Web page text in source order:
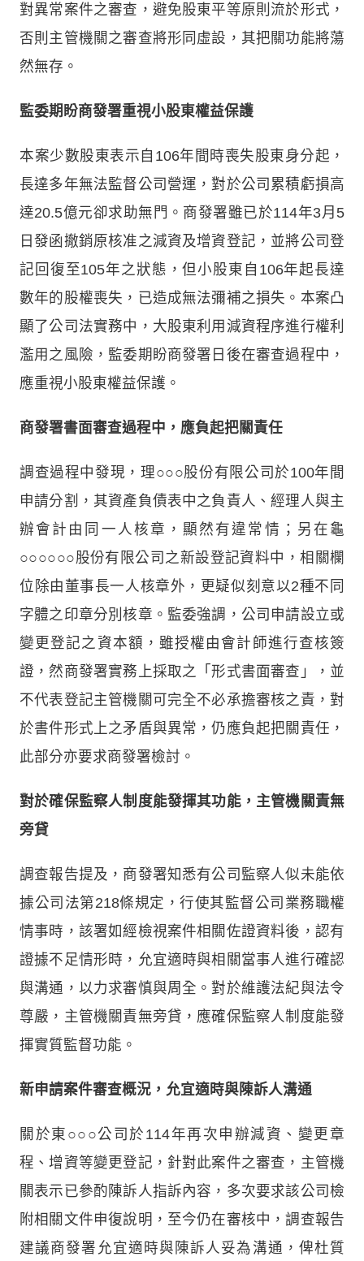
對異常案件之審查，避免股東平等原則流於形式，
否則主管機關之審查將形同虛設，其把關功能將蕩
然無存。
監委期盼商發署重視小股東權益保護
本案少數股東表示自106年間時喪失股東身分起，
長達多年無法監督公司營運，對於公司累積虧損高
達20.5億元卻求助無門。商發署雖已於114年3月5
日發函撤銷原核准之減資及增資登記，並將公司登
記回復至105年之狀態，但小股東自106年起長達
數年的股權喪失，已造成無法彌補之損失。本案凸
顯了公司法實務中，大股東利用減資程序進行權利
濫用之風險，監委期盼商發署日後在審查過程中，
應重視小股東權益保護。
商發署書面審查過程中，應負起把關責任
調查過程中發現，理○○○股份有限公司於100年間
申請分割，其資產負債表中之負責人、經理人與主
辦會計由同一人核章，顯然有違常情；另在龜
○○○○○○股份有限公司之新設登記資料中，相關欄
位除由董事長一人核章外，更疑似刻意以2種不同
字體之印章分別核章。監委強調，公司申請設立或
變更登記之資本額，雖授權由會計師進行查核簽
證，然商發署實務上採取之「形式書面審查」，並
不代表登記主管機關可完全不必承擔審核之責，對
於書件形式上之矛盾與異常，仍應負起把關責任，
此部分亦要求商發署檢討。
對於確保監察人制度能發揮其功能，主管機關責無
旁貸
調查報告提及，商發署知悉有公司監察人似未能依
據公司法第218條規定，行使其監督公司業務職權
情事時，該署如經檢視案件相關佐證資料後，認有
證據不足情形時，允宜適時與相關當事人進行確認
與溝通，以力求審慎與周全。對於維護法紀與法令
尊嚴，主管機關責無旁貸，應確保監察人制度能發
揮實質監督功能。
新申請案件審查概況，允宜適時與陳訴人溝通
關於東○○○公司於114年再次申辦減資、變更章
程、增資等變更登記，針對此案件之審查，主管機
關表示已參酌陳訴人指訴內容，多次要求該公司檢
附相關文件申復說明，至今仍在審核中，調查報告
建議商發署允宜適時與陳訴人妥為溝通，俾杜質